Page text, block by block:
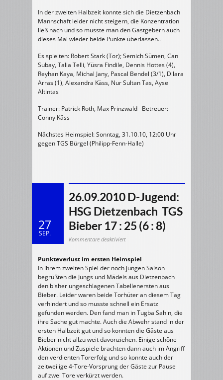
In der zweiten Halbzeit konnte sich die Dietzenbach
Mannschaft leider nicht steigern, die Konzentration
ließ nach und so musste man den Gastgebern auch
dieses Mal wieder beide Punkte überlassen..
Es spielten: Robert Stark (Tor); Semich Sümen, Can
Subay, Talia Telli, Yüsra Findile, Dennis Hottes (4),
Reyhan Kaya, Michal Jany, Pascal Bendel (3/1), Dilara
Arras (1), Alexandra Käss, Nur Sultan Tas, Ayse
Altintas
Trainer: Patrick Roth, Max Prinzwald Betreuer:
Conny Käss
Nächstes Heimspiel: Sonntag, 31.10.10, 12:00 Uhr
gegen TGS Bürgel (Philipp-Fenn-Halle)
27
SEP.
26.09.2010 D-Jugend:
HSG Dietzenbach  TGS
Bieber 17 : 25 (6 : 8)
Kommentare deaktiviertfür
HSG
Dietzenbach
TGS
Bieber
17
:
25
(6
:
8)
Punkteverlust im ersten Heimspiel
In ihrem zweiten Spiel der noch jungen Saison
begrüßten die Jungs und Mädels aus Dietzenbach
den bisher ungeschlagenen Tabellenersten aus
Bieber. Leider waren beide Torhüter an diesem Tag
verhindert und so musste schnell ein Ersatz
gefunden werden. Den fand man in Tugba Sahin, die
ihre Sache gut machte. Auch die Abwehr stand in der
ersten Halbzeit gut und so konnten die Gäste aus
Bieber nicht allzu weit davonziehen. Einige schöne
Aktionen und Zuspiele brachten dann auch im Angriff
den verdienten Torerfolg und so konnte auch der
zeitweilige 4-Tore-Vorsprung der Gäste zur Pause
auf zwei Tore verkürzt werden.